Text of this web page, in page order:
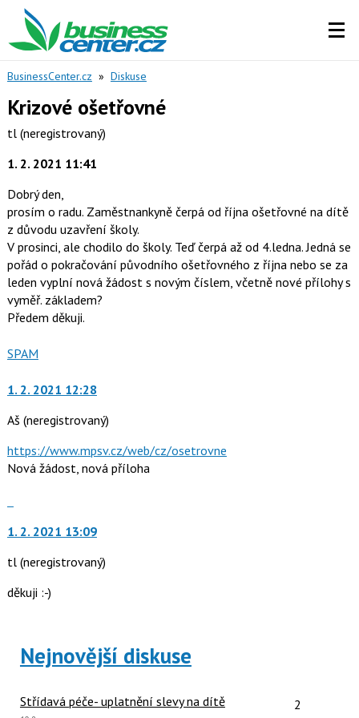
BusinessCenter.cz » Diskuse
Krizové ošetřovné
tl (neregistrovaný)
1. 2. 2021 11:41
Dobrý den,
prosím o radu. Zaměstnankyně čerpá od října ošetřovné na dítě
z důvodu uzavření školy.
V prosinci, ale chodilo do školy. Teď čerpá až od 4.ledna. Jedná se
pořád o pokračování původního ošetřovného z října nebo se za
leden vyplní nová žádost s novým číslem, včetně nové přílohy s
vyměř. základem?
Předem děkuji.
Nahlásit
jako
SPAM
1. 2. 2021 12:28
Aš (neregistrovaný)
https://www.mpsv.cz/web/cz/osetrovne
Nová žádost, nová příloha
další
názor.
K
navigaci
i
pro
1. 2. 2021 13:09
tl (neregistrovaný)
děkuji :-)
Nejnovější diskuse
Střídavá péče- uplatnění slevy na dítě Počet
2